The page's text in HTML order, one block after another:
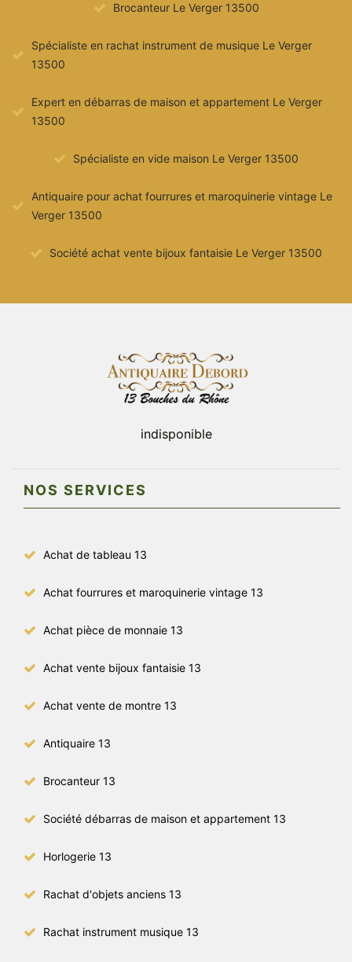
Brocanteur Le Verger 13500
Spécialiste en rachat instrument de musique Le Verger
13500
Expert en débarras de maison et appartement Le Verger
13500
Spécialiste en vide maison Le Verger 13500
Antiquaire pour achat fourrures et maroquinerie vintage Le
Verger 13500
Société achat vente bijoux fantaisie Le Verger 13500
indisponible
NOS SERVICES
Achat de tableau 13
Achat fourrures et maroquinerie vintage 13
Achat pièce de monnaie 13
Achat vente bijoux fantaisie 13
Achat vente de montre 13
Antiquaire 13
Brocanteur 13
Société débarras de maison et appartement 13
Horlogerie 13
Rachat d'objets anciens 13
Rachat instrument musique 13